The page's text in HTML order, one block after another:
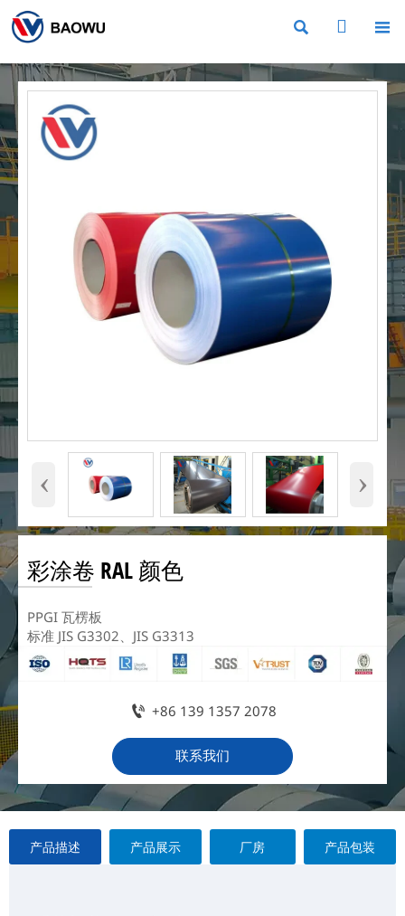
  
‹ ›
彩涂卷 RAL 颜色
PPGI 瓦楞板
标准 JIS G3302、JIS G3313
 +86 139 1357 2078
联系我们
产品描述 产品展示 厂房 产品包装